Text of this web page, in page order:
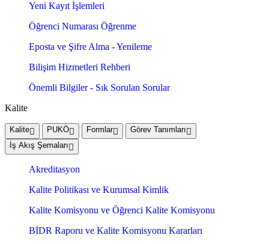
Yeni Kayıt İşlemleri
Öğrenci Numarası Öğrenme
Eposta ve Şifre Alma - Yenileme
Bilişim Hizmetleri Rehberi
Önemli Bilgiler - Sık Sorulan Sorular
Kalite
Kalite PUKÖ Formlar
Görev Tanımları
İş Akış Şemaları
Akreditasyon
Kalite Politikası ve Kurumsal Kimlik
Kalite Komisyonu ve Öğrenci Kalite Komisyonu
BİDR Raporu ve Kalite Komisyonu Kararları